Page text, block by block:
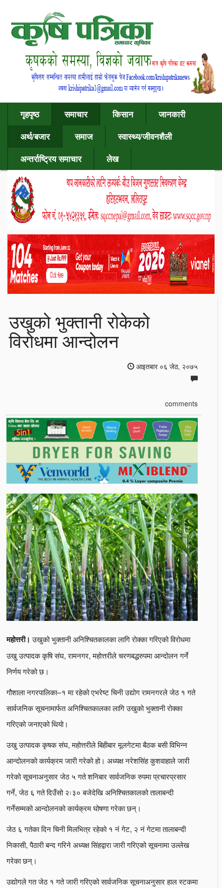
गृहपृष्ठ समाचार किसान
जानकारी
अर्थ/बजार
समाज
स्वास्थ्य/जीवनशैली
अन्तर्राष्ट्रिय समाचार
लेख
उखुको भुक्तानी रोकेको
विरोधमा आन्दोलन
आइतबार ०६ जेठ, २०७५
comments
महोत्तरी। उखुको भुक्तानी अनिश्चितकालका लागि रोक्का गरिएको विरोधमा
उखु उत्पादक कृषि संघ, रामनगर, महोत्तरीले चरणबद्धरुपमा आन्दोलन गर्ने
निर्णय गरेको छ।
गौशाला नगरपालिका–१ मा रहेको एभरेष्ट चिनी उद्योग रामनगरले जेठ १ गते
सार्वजनिक सूचनामार्फत अनिश्चितकालका लागि उखुको भुक्तानी रोक्का
गरिएको जनाएको थियो।
उखु उत्पादक कृषक संघ, महोत्तरीले बिहीबार मूलगेटमा बैठक बसी विभिन्न
आन्दोलनको कार्यक्रम जारी गरेको हो। अध्यक्ष नरेशसिंह कुशवाहाले जारी
गरेको सूचनाअनुसार जेठ ५ गते शनिबार सार्वजनिक रुपमा प्रचारप्रसार
गर्ने, जेठ ६ गते दिउँसो २ः३० बजेदेखि अनिश्चितकालको तालाबन्दी
गर्नेसम्मको आन्दोलनको कार्यक्रम घोषणा गरेका छन्।
जेठ ६ गतेका दिन चिनी मिलभित्र रहेको १ नं गेट, २ नं गेटमा तालाबन्दी
निकासी, पैठारी बन्द गरिने अध्यक्ष सिंहद्वारा जारी गरिएको सूचनामा उल्लेख
गरेका छन्।
उद्योगले गत जेठ १ गते जारी गरिएको सार्वजनिक सूचनाअनुसार हाल स्टकमा